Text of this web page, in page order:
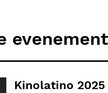
Kinolatino